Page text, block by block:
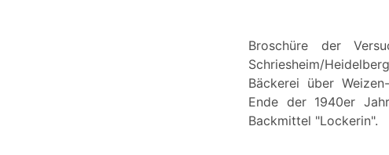
Broschüre der
Schriesheim/
Bäckerei über
Ende der 1940er
Backmittel "Lockerin".